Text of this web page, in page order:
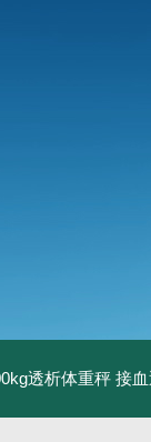
透析体重秤 接